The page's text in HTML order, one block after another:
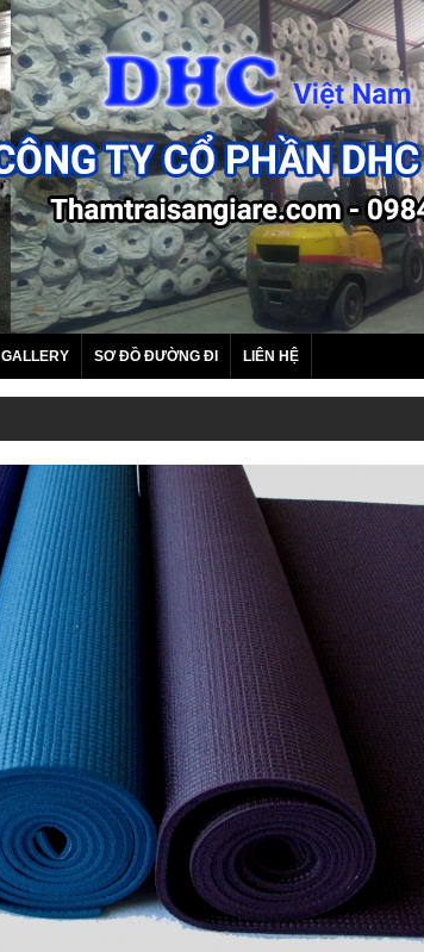
GALLERY SƠ ĐỒ ĐƯỜNG ĐI LIÊN HỆ